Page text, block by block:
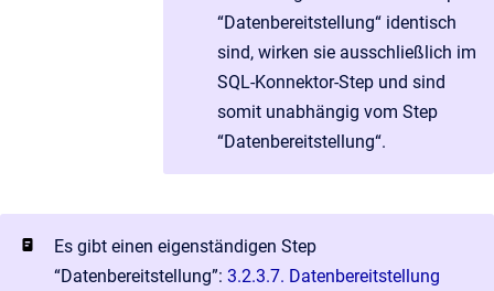
“Datenbereitstellung“ identisch
sind, wirken sie ausschließlich im
SQL-Konnektor-Step und sind
somit unabhängig vom Step
“Datenbereitstellung“.
Es gibt einen eigenständigen Step
“Datenbereitstellung”: 3.2.3.7. Datenbereitstellung